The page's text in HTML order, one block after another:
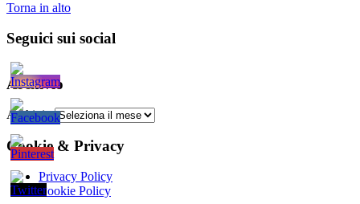
Torna in alto
Seguici sui social
Archivio
Archivio
Cookie & Privacy
Privacy Policy
Cookie Policy